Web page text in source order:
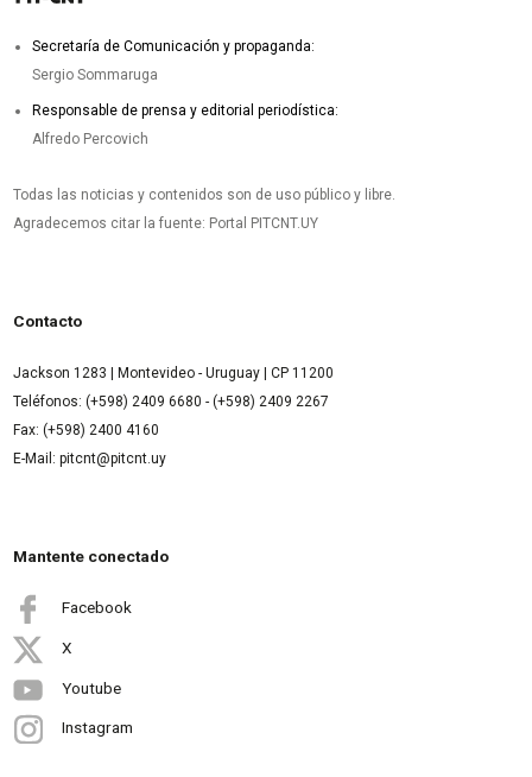
Secretaría de Comunicación y propaganda:
Sergio Sommaruga
Responsable de prensa y editorial periodística:
Alfredo Percovich
Todas las noticias y contenidos son de uso público y libre.
Agradecemos citar la fuente: Portal PITCNT.UY
Contacto
Jackson 1283 | Montevideo - Uruguay | CP 11200
Teléfonos: (+598) 2409 6680 - (+598) 2409 2267
Fax: (+598) 2400 4160
E-Mail: pitcnt@pitcnt.uy
Mantente conectado
Facebook
X
Youtube
Instagram